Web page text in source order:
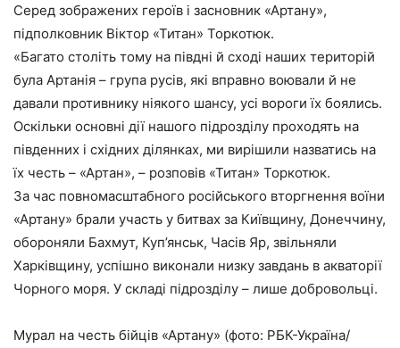
Серед зображених героїв і засновник «Артану»,
підполковник Віктор «Титан» Торкотюк.
«Багато століть тому на півдні й сході наших територій
була Артанія – група русів, які вправно воювали й не
давали противнику ніякого шансу, усі вороги їх боялись.
Оскільки основні дії нашого підрозділу проходять на
південних і східних ділянках, ми вирішили назватись на
їх честь – «Артан», – розповів «Титан» Торкотюк.
За час повномасштабного російського вторгнення воїни
«Артану» брали участь у битвах за Київщину, Донеччину,
обороняли Бахмут, Куп’янськ, Часів Яр, звільняли
Харківщину, успішно виконали низку завдань в акваторії
Чорного моря. У складі підрозділу – лише добровольці.
Мурал на честь бійців «Артану» (фото: РБК-Україна/